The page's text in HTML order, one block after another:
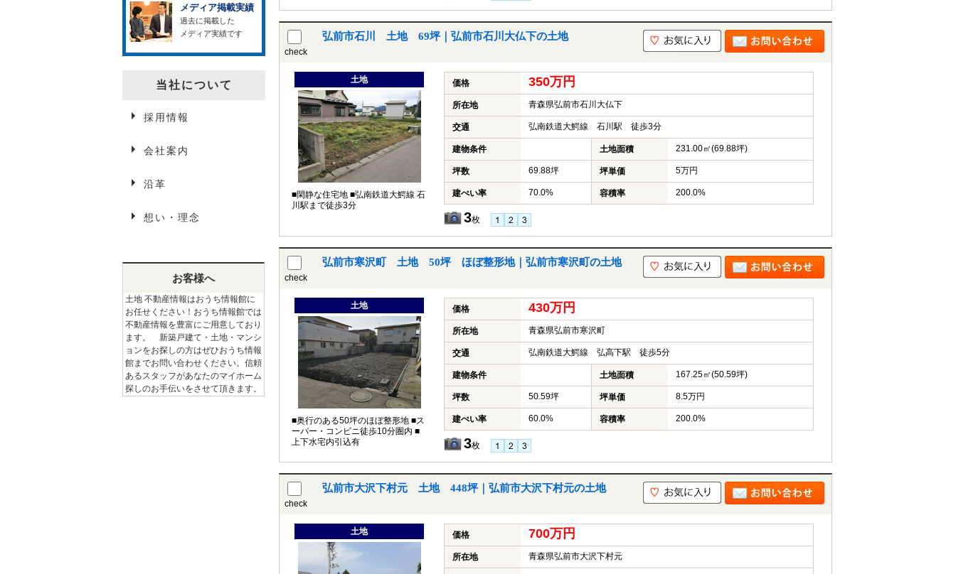
check
弘前市石川 土地 69坪｜弘前市石川大仏下の土地
土地
■閑静な住宅地 ■弘南鉄道大鰐線 石
川駅まで徒歩3分
価格 350万円
所在地 青森県弘前市石川大仏下
交通 弘南鉄道大鰐線 石川駅 徒歩3分
建物条件 土地面積 231.00㎡(69.88坪)
坪数 69.88坪 坪単価 5万円
建ぺい率 70.0% 容積率 200.0%
3枚
check
弘前市寒沢町 土地 50坪 ほぼ整形地｜弘前市寒沢町の土地
土地
■奥行のある50坪のほぼ整形地 ■ス
ーパー・コンビニ徒歩10分圏内 ■
上下水宅内引込有
価格 430万円
所在地 青森県弘前市寒沢町
交通 弘南鉄道大鰐線 弘高下駅 徒歩5分
建物条件 土地面積 167.25㎡(50.59坪)
坪数 50.59坪 坪単価 8.5万円
建ぺい率 60.0% 容積率 200.0%
3枚
check
弘前市大沢下村元 土地 448坪｜弘前市大沢下村元の土地
土地 価格 700万円
所在地 青森県弘前市大沢下村元
メディア掲載実績
過去に掲載した
メディア実績です
当社について
採用情報
会社案内
沿革
想い・理念
お客様へ
土地 不動産情報はおうち情報館に
お任せください！おうち情報館では
不動産情報を豊富にご用意しており
ます。 新築戸建て・土地・マンシ
ョンをお探しの方はぜひおうち情報
館までお問い合わせください。信頼
あるスタッフがあなたのマイホーム
探しのお手伝いをさせて頂きます。